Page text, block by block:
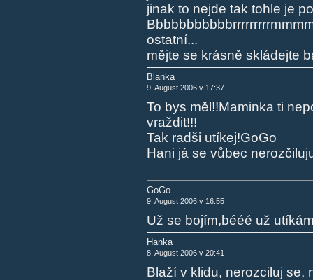
jinak to nejde tak tohle je
ostatní...
mějte se krásně skládejte
Blanka
9. August 2006 v 17:37
To bys měl!!Maminka ti
vraždit!!!
Tak radši utíkej!GoGo
Hani já se vůbec
GoGo
9. August 2006 v 16:55
Už se bojím,bééé už
Hanka
8. August 2006 v 20:41
Blaží v klidu, nerozciluj se,